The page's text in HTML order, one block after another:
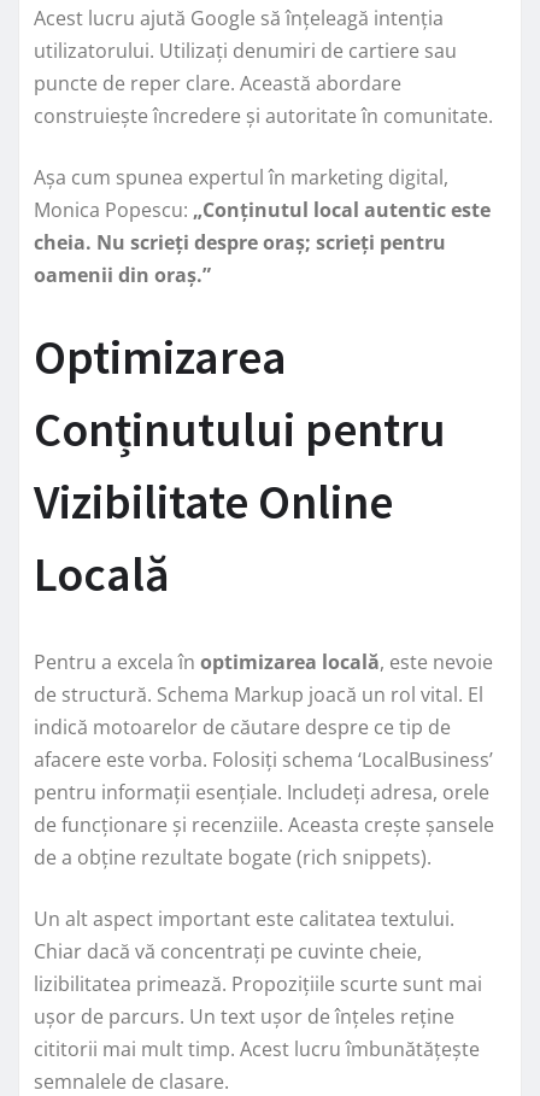
Acest lucru ajută Google să înțeleagă intenția
utilizatorului. Utilizați denumiri de cartiere sau
puncte de reper clare. Această abordare
construiește încredere și autoritate în comunitate.
Așa cum spunea expertul în marketing digital,
Monica Popescu: „Conținutul local autentic este
cheia. Nu scrieți despre oraș; scrieți pentru
oamenii din oraș.”
Optimizarea
Conținutului pentru
Vizibilitate Online
Locală
Pentru a excela în optimizarea locală, este nevoie
de structură. Schema Markup joacă un rol vital. El
indică motoarelor de căutare despre ce tip de
afacere este vorba. Folosiți schema ‘LocalBusiness’
pentru informații esențiale. Includeți adresa, orele
de funcționare și recenziile. Aceasta crește șansele
de a obține rezultate bogate (rich snippets).
Un alt aspect important este calitatea textului.
Chiar dacă vă concentrați pe cuvinte cheie,
lizibilitatea primează. Propozițiile scurte sunt mai
ușor de parcurs. Un text ușor de înțeles reține
cititorii mai mult timp. Acest lucru îmbunătățește
semnalele de clasare.